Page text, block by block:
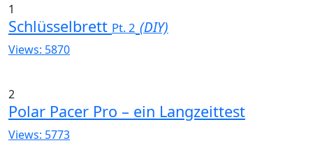
1
Schlüsselbrett Pt. 2 (DIY)
Views: 5870
2
Polar Pacer Pro – ein Langzeittest
Views: 5773